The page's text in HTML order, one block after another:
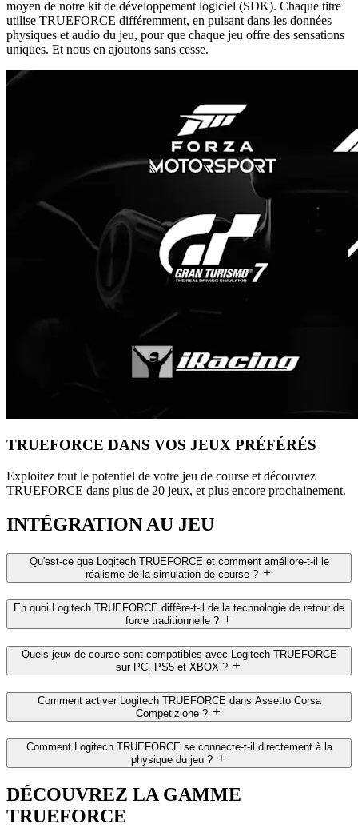
moyen de notre kit de développement logiciel (SDK). Chaque titre
utilise TRUEFORCE différemment, en puisant dans les données
physiques et audio du jeu, pour que chaque jeu offre des sensations
uniques. Et nous en ajoutons sans cesse.
TRUEFORCE DANS VOS JEUX PRÉFÉRÉS
Exploitez tout le potentiel de votre jeu de course et découvrez
TRUEFORCE dans plus de 20 jeux, et plus encore prochainement.
INTÉGRATION AU JEU
Qu'est-ce que Logitech TRUEFORCE et comment améliore-t-il le
réalisme de la simulation de course ?
En quoi Logitech TRUEFORCE diffère-t-il de la technologie de retour de
force traditionnelle ?
Quels jeux de course sont compatibles avec Logitech TRUEFORCE
sur PC, PS5 et XBOX ?
Comment activer Logitech TRUEFORCE dans Assetto Corsa
Competizione ?
Comment Logitech TRUEFORCE se connecte-t-il directement à la
physique du jeu ?
DÉCOUVREZ LA GAMME
TRUEFORCE